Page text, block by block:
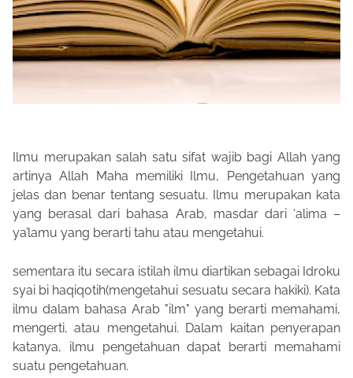
Ilmu merupakan salah satu sifat wajib bagi Allah yang
artinya Allah Maha memiliki Ilmu, Pengetahuan yang
jelas dan benar tentang sesuatu. Ilmu merupakan kata
yang berasal dari bahasa Arab, masdar dari ‘alima –
ya’lamu yang berarti tahu atau mengetahui.
sementara itu secara istilah ilmu diartikan sebagai Idroku
syai bi haqiqotih(mengetahui sesuatu secara hakiki). Kata
ilmu dalam bahasa Arab "ilm" yang berarti memahami,
mengerti, atau mengetahui. Dalam kaitan penyerapan
katanya, ilmu pengetahuan dapat berarti memahami
suatu pengetahuan.